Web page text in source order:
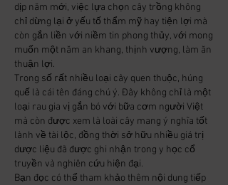
dịp năm mới, việc lựa chọn cây trồng không
chỉ dừng lại ở yếu tố thẩm mỹ hay tiện lợi mà
còn gắn liền với niềm tin phong thủy, với mong
muốn một năm an khang, thịnh vượng, làm ăn
thuận lợi.
Trong số rất nhiều loại cây quen thuộc, húng
quế là cái tên đáng chú ý. Đây không chỉ là một
loại rau gia vị gắn bó với bữa cơm người Việt
mà còn được xem là loài cây mang ý nghĩa tốt
lành về tài lộc, đồng thời sở hữu nhiều giá trị
dược liệu đã được ghi nhận trong y học cổ
truyền và nghiên cứu hiện đại.
Bạn đọc có thể tham khảo thêm nội dung tiếp